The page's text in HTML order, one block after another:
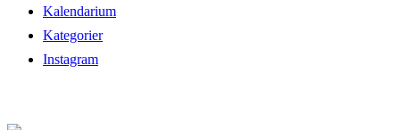
Kalendarium
Kategorier
Instagram